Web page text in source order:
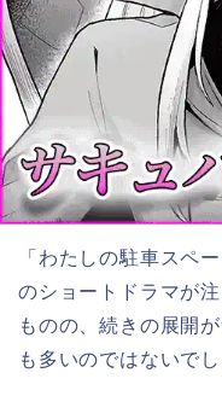
「わたしの駐車スペ
のショートドラマが
ものの、続きの展開
も多いのではないでし